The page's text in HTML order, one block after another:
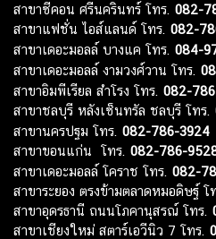
สาขาซีคอน ศรีนครินทร์ โทร. 082-
สาขาแฟชั่น ไอส์แลนด์ โทร. 082-
สาขาเดอะมอลล์ บางแค โทร. 084-
สาขาเดอะมอลล์ งามวงศ์วาน โทร.
สาขาอิมพีเรียล สำโรง โทร. 082-
สาขาชลบุรี หลังเซ็นทรัล ชลบุรี โทร.
สาขานครปฐม โทร. 082-786-3924
สาขาขอนแก่น โทร. 082-786-
สาขาเดอะมอลล์ โคราช โทร. 082-
สาขาระยอง ตรงข้ามตลาดหมอดิษฐ์ โ
สาขาอุดรธานี ถนนโภคานุสรณ์ โทร.
สาขาเชียงใหม่ สตาร์เอวีนิว 7 โทร.